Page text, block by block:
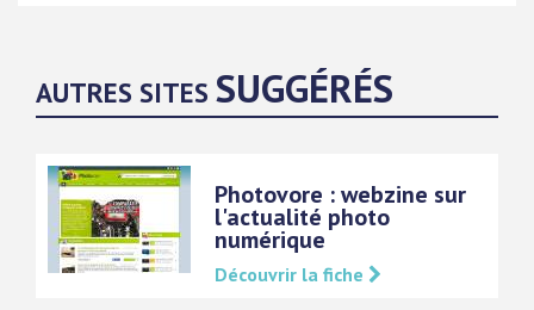
AUTRES SITES SUGGÉRÉS
Photovore : webzine sur
l'actualité photo
numérique
Découvrir la fiche